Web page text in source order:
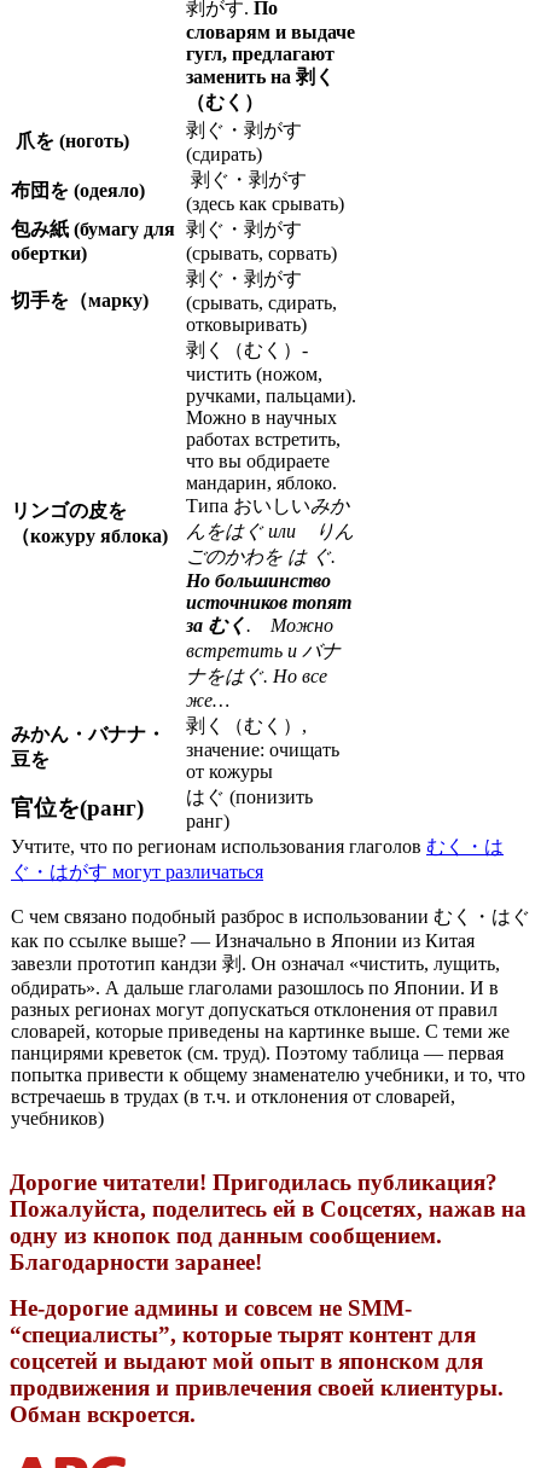
剥がす. По
словарям и выдаче
гугл, предлагают
заменить на 剥く
（むく）
爪を (ноготь)
剥ぐ・剥がす
(сдирать)
布団を (одеяло)
剥ぐ・剥がす
(здесь как срывать)
包み紙 (бумагу для
обертки)
剥ぐ・剥がす
(срывать, сорвать)
切手を（марку)
剥ぐ・剥がす
(срывать, сдирать,
отковыривать)
リンゴの皮を
（кожуру яблока)
剥く（むく）-
чистить (ножом,
ручками, пальцами).
Можно в научных
работах встретить,
что вы обдираете
мандарин, яблоко.
Типа おいしいみか
んをはぐ или りん
ごのかわを は ぐ.
Но большинство
источников топят
за むく. Можно
встретить и バナ
ナをはぐ. Но все
же…
みかん・バナナ・
豆を
剥く（むく）,
значение: очищать
от кожуры
官位を(ранг)
はぐ (понизить
ранг)
Учтите, что по регионам использования глаголов むく・は
ぐ・はがす могут различаться
С чем связано подобный разброс в использовании むく・はぐ
как по ссылке выше? — Изначально в Японии из Китая
завезли прототип кандзи 剥. Он означал «чистить, лущить,
обдирать». А дальше глаголами разошлось по Японии. И в
разных регионах могут допускаться отклонения от правил
словарей, которые приведены на картинке выше. С теми же
панцирями креветок (см. труд). Поэтому таблица — первая
попытка привести к общему знаменателю учебники, и то, что
встречаешь в трудах (в т.ч. и отклонения от словарей,
учебников)
Дорогие читатели! Пригодилась публикация?
Пожалуйста, поделитесь ей в Соцсетях, нажав на
одну из кнопок под данным сообщением.
Благодарности заранее!
Не-дорогие админы и совсем не SMM-
“специалисты”, которые тырят контент для
соцсетей и выдают мой опыт в японском для
продвижения и привлечения своей клиентуры.
Обман вскроется.